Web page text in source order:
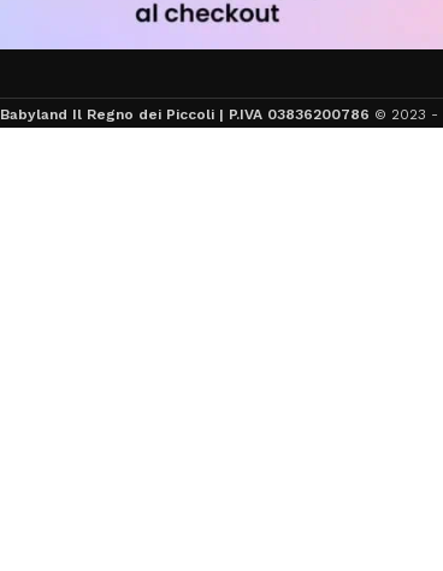
Babyland Il Regno dei Piccoli | P.IVA 03836200786 © 2023 -